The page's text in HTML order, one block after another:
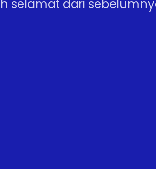
selamat dari